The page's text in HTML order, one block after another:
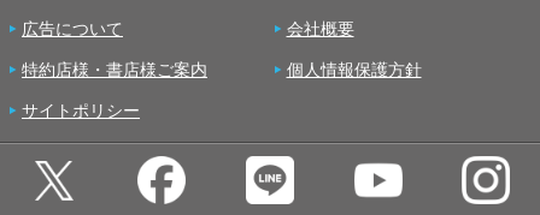
広告について 会社概要
特約店様・書店様ご案内 個人情報保護方針
サイトポリシー